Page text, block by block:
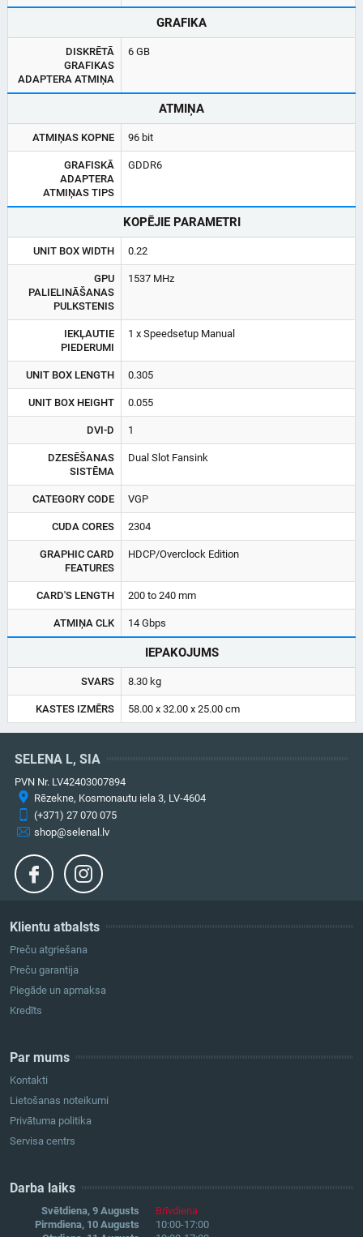
GRAFIKA
DISKRĒTĀ
GRAFIKAS
ADAPTERA ATMIŅA
6 GB
ATMIŅA
ATMIŅAS KOPNE 96 bit
GRAFISKĀ
ADAPTERA
ATMIŅAS TIPS
GDDR6
KOPĒJIE PARAMETRI
UNIT BOX WIDTH 0.22
GPU
PALIELINĀŠANAS
PULKSTENIS
1537 MHz
IEKĻAUTIE
PIEDERUMI
1 x Speedsetup Manual​
UNIT BOX LENGTH 0.305
UNIT BOX HEIGHT 0.055
DVI-D 1
DZESĒŠANAS
SISTĒMA
Dual Slot Fansink
CATEGORY CODE VGP
CUDA CORES 2304
GRAPHIC CARD
FEATURES
HDCP/Overclock Edition
CARD'S LENGTH 200 to 240 mm
ATMIŅA CLK 14 Gbps
IEPAKOJUMS
SVARS 8.30 kg
KASTES IZMĒRS 58.00 x 32.00 x 25.00 cm
Klientu atbalsts
Preču atgriešana
Preču garantija
Piegāde un apmaksa
Kredīts
Par mums
Kontakti
Lietošanas noteikumi
Privātuma politika
Servisa centrs
Darba laiks
Svētdiena, 9 Augusts
Brīvdiena
Pirmdiena, 10 Augusts
10:00-17:00
SELENA L, SIA
PVN Nr. LV42403007894
Rēzekne, Kosmonautu iela 3, LV-4604
(+371) 27 070 075
shop@selenal.lv